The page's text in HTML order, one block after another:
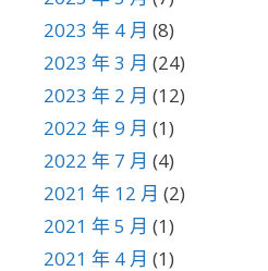
2023 年 4 月 (8)
2023 年 3 月 (24)
2023 年 2 月 (12)
2022 年 9 月 (1)
2022 年 7 月 (4)
2021 年 12 月 (2)
2021 年 5 月 (1)
2021 年 4 月 (1)